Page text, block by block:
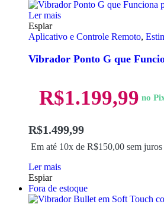
Ler mais
Espiar
Aplicativo e Controle Remoto,
Vibrador Ponto G que
R$1.499,99
Em até 10x de R$150,00 sem juros
R$1.199,99 no
Ler mais
Espiar
Fora de estoque